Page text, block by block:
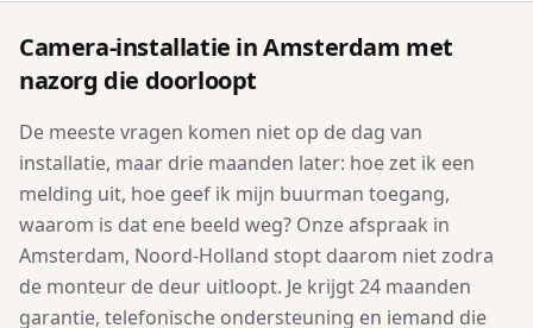
Camera-installatie in Amsterdam met
nazorg die doorloopt
De meeste vragen komen niet op de dag van
installatie, maar drie maanden later: hoe zet ik een
melding uit, hoe geef ik mijn buurman toegang,
waarom is dat ene beeld weg? Onze afspraak in
Amsterdam, Noord-Holland stopt daarom niet zodra
de monteur de deur uitloopt. Je krijgt 24 maanden
garantie, telefonische ondersteuning en iemand die